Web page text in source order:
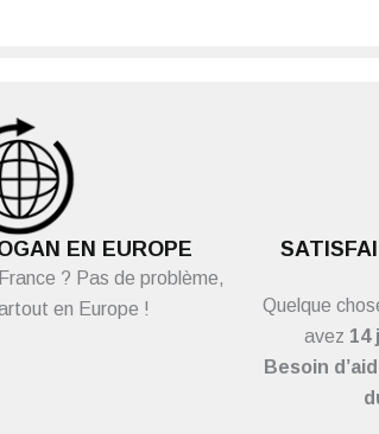
EN EUROPE
? Pas de problème,
en Europe !
Quelque
avez 14
Besoin